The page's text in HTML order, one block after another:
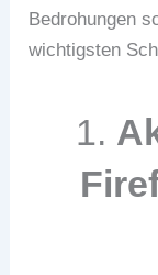
Bedrohungen
wichtigsten
1.